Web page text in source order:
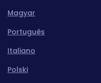
Magyar
Português
Italiano
Polski